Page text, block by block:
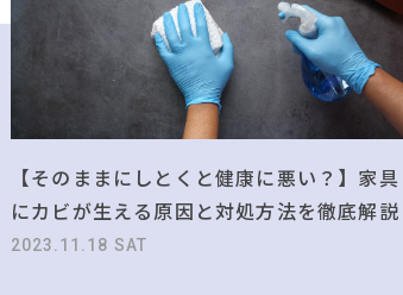
【そのままにしとくと健康に悪い？】家具
にカビが生える原因と対処方法を徹底解説
2023.11.18 SAT